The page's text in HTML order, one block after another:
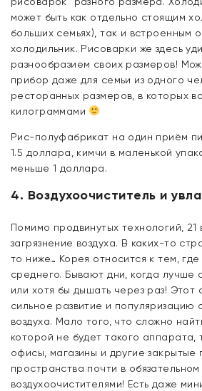
может быть как отдельно стоящим
больших семьях), так и встроенным
холодильник. Рисоварки же здесь
разнообразием своих размеров!
прибор даже для семьи из одного
ресторанных размеров, в которых
килограммами
Рис-полуфабрикат на один приём
1.5 доллара, кимчи в маленькой
меньше 1 доллара.
4. Воздухоочиститель и
Помимо продвинутых технологий,
загрязнение воздуха. В каких-то
то ниже… Корея относится к тем, где
среднего. Бывают дни, когда лучше
или хотя бы дышать через раз! Этот
сильное развитие и популяризацию
воздуха. Мало того, что сложно
которой не будет такого аппарата,
офисы, магазины и другие закрытые
пространства почти в
воздухоочистителями! Есть даже